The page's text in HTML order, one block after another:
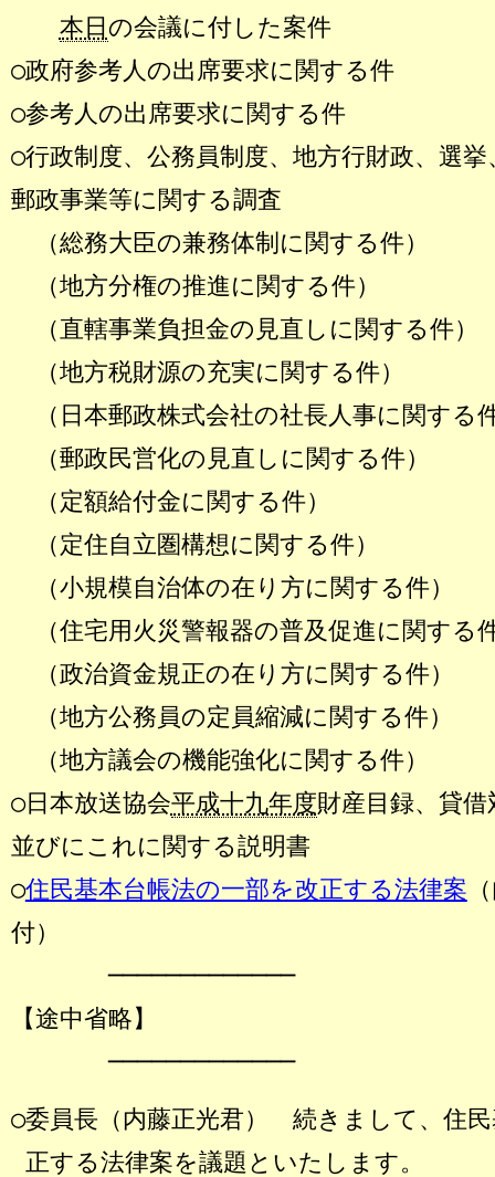
本日 の会議に付した案件
○政府参考人の出席要求に関する件
○参考人の出席要求に関する件
○行政制度、公務員制度、地方行財政、選
郵政事業等に関する調査
（総務大臣の兼務体制に関する件）
（地方分権の推進に関する件）
（直轄事業負担金の見直しに関する件）
（地方税財源の充実に関する件）
（日本郵政株式会社の社長人事に関する
（郵政民営化の見直しに関する件）
（定額給付金に関する件）
（定住自立圏構想に関する件）
（小規模自治体の在り方に関する件）
（住宅用火災警報器の普及促進に関する
（政治資金規正の在り方に関する件）
（地方公務員の定員縮減に関する件）
（地方議会の機能強化に関する件）
○日本放送協会平成十九年度財産目録、貸
並びにこれに関する説明書
○住民基本台帳法の一部を改正する法律案
付）
─────────────
【途中省略】
─────────────
○委員長（内藤正光君）
続きまして、住民
正する法律案を議題といたします。